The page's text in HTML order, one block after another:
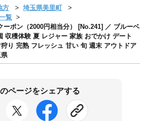
方
埼玉県美里町
覧
ーポン（2000円相当分） [No.241] ／ ブルーベ
収穫体験 夏 レジャー 家族 おでかけ デート
り 完熟 フレッシュ 甘い 旬 週末 アウトドア
ページをシェアする